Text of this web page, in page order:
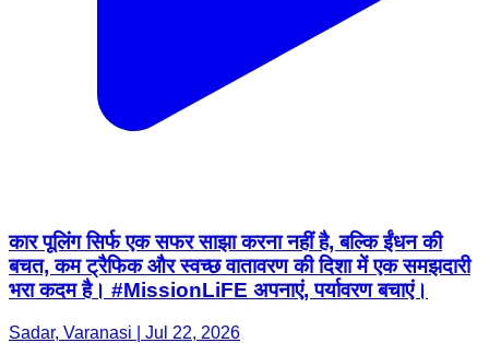
कार पूलिंग सिर्फ एक सफर साझा करना नहीं है, बल्कि ईंधन की
बचत, कम ट्रैफिक और स्वच्छ वातावरण की दिशा में एक समझदारी
भरा कदम है। #MissionLiFE अपनाएं, पर्यावरण बचाएं।
Sadar, Varanasi | Jul 22, 2026